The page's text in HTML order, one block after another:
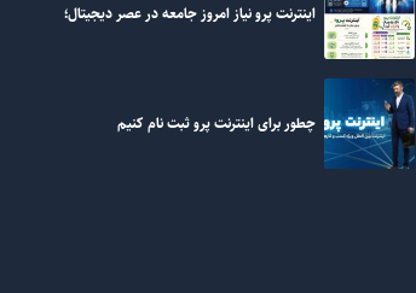
اینترنت پرو نیاز امروز جامعه در عصر دیجیتال؛
چطور برای اینترنت پرو ثبت نام کنیم